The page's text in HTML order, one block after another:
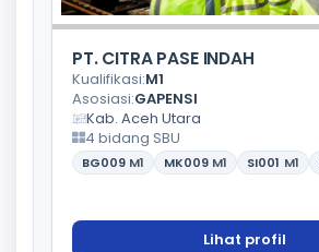
PT. CITRA PASE INDAH
Kualifikasi:M1
Asosiasi:GAPENSI
Kab. Aceh Utara
4 bidang SBU
BG009 M1 MK009 M1 SI001 M1
Lihat profil